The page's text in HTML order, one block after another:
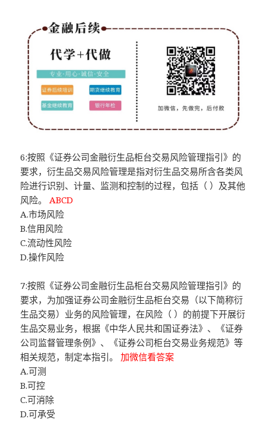
6:按照《证券公司金融衍生品柜台交易风险管理指引》的
要求，衍生品交易风险管理是指对衍生品交易所含各类风
险进行识别、计量、监测和控制的过程，包括（ ）及其他
风险。ABCD
A.市场风险
B.信用风险
C.流动性风险
D.操作风险
7:按照《证券公司金融衍生品柜台交易风险管理指引》的
要求，为加强证券公司金融衍生品柜台交易（以下简称衍
生品交易）业务的风险管理，在风险（ ）的前提下开展衍
生品交易业务，根据《中华人民共和国证券法》、《证券
公司监督管理条例》、《证券公司柜台交易业务规范》等
相关规范，制定本指引。加微信看答案
A.可测
B.可控
C.可消除
D.可承受